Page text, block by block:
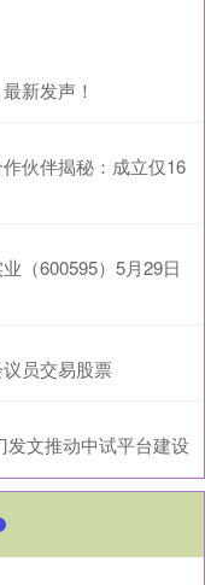
新发声！
伙伴揭秘：成立仅16
（600595）5月29日
员交易股票
文推动中试平台建设